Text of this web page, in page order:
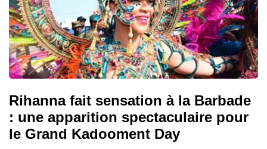
Rihanna fait sensation à la Barbade
: une apparition spectaculaire pour
le Grand Kadooment Day